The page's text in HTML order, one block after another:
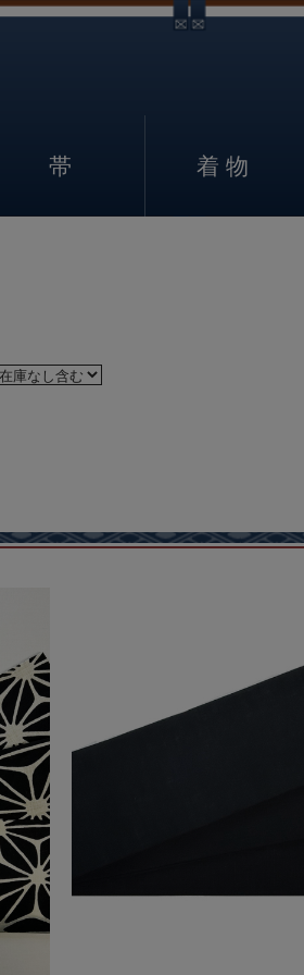
帯 着物